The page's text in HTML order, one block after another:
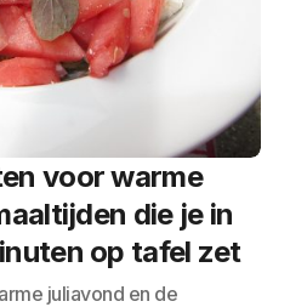
voor warme
die je in
op tafel zet
juliavond en de